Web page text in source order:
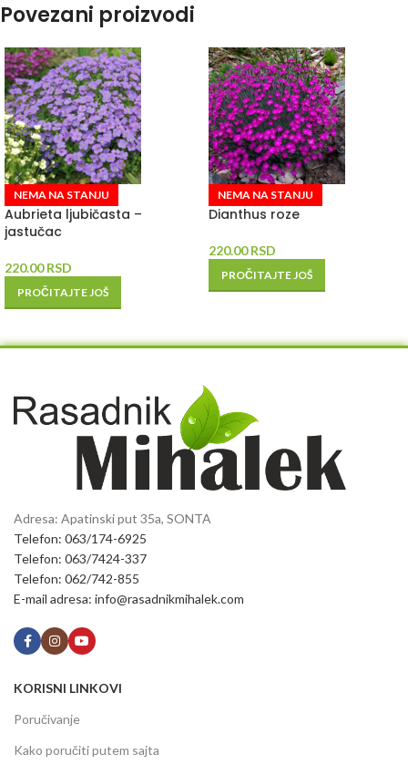
Povezani proizvodi
NEMA NA STANJU
Aubrieta ljubičasta –
jastučac
220.00RSD
PROČITAJTE JOŠ
NEMA NA STANJU
Dianthus roze
220.00RSD
PROČITAJTE JOŠ
Adresa: Apatinski put 35a, SONTA
Telefon: 063/174-6925
Telefon: 063/7424-337
Telefon: 062/742-855
E-mail adresa: info@rasadnikmihalek.com
KORISNI LINKOVI
Poručivanje
Kako poručiti putem sajta